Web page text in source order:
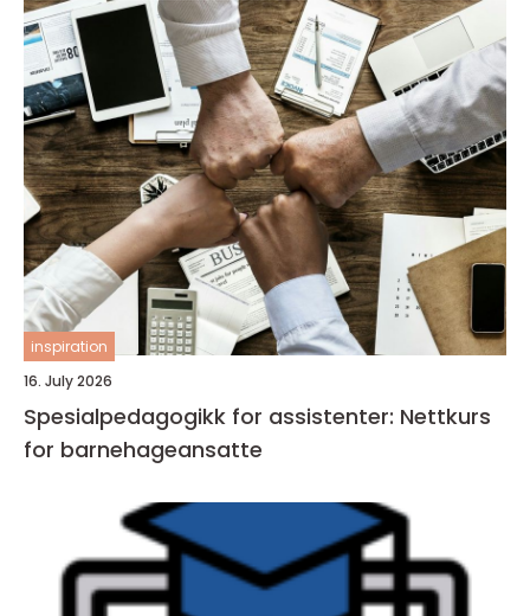
inspiration
16. July 2026
Spesialpedagogikk for assistenter: Nettkurs
for barnehageansatte